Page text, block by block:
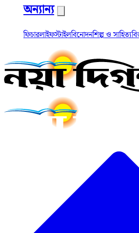
অন্যান্য
ফিচারলাইফস্টাইলবিনোদনশিল্প ও সাহিত্য